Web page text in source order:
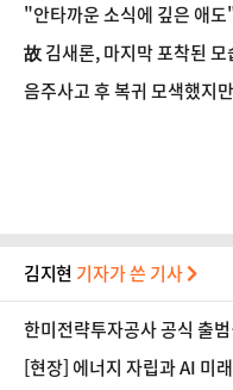
"안타까운 소식에 깊은 애
故 김새론, 마지막 포착된
음주사고 후 복귀 모색했지
김지현 기자가 쓴 기사
한미전략투자공사 공식 출
[현장] 에너지 자립과 AI 미